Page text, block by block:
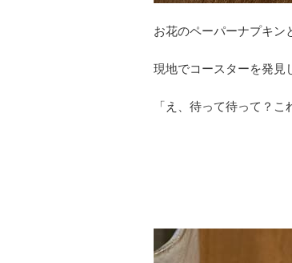
お花のペーパーナプキン
現地でコースターを発見
「え、待って待って？